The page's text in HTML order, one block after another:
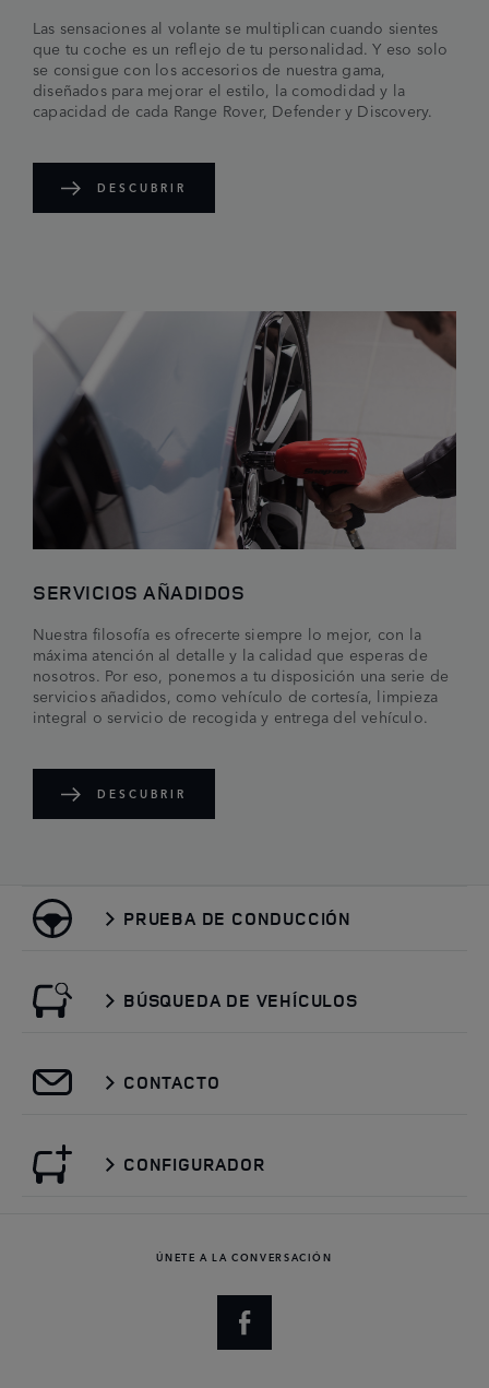
Las sensaciones al volante se multiplican cuando sientes
que tu coche es un reflejo de tu personalidad. Y eso solo
se consigue con los accesorios de nuestra gama,
diseñados para mejorar el estilo, la comodidad y la
capacidad de cada Range Rover, Defender y Discovery.
DESCUBRIR
SERVICIOS AÑADIDOS
Nuestra filosofía es ofrecerte siempre lo mejor, con la
máxima atención al detalle y la calidad que esperas de
nosotros. Por eso, ponemos a tu disposición una serie de
servicios añadidos, como vehículo de cortesía, limpieza
integral o servicio de recogida y entrega del vehículo.
DESCUBRIR
PRUEBA DE CONDUCCIÓN
BÚSQUEDA DE VEHÍCULOS
CONTACTO
CONFIGURADOR
ÚNETE A LA CONVERSACIÓN